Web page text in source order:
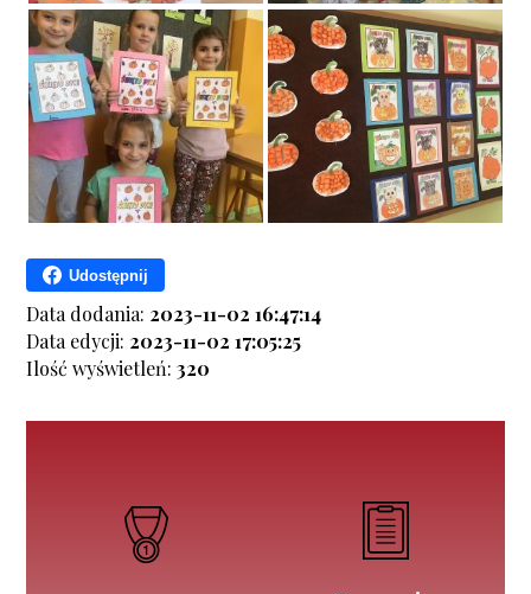
Udostępnij
Data dodania: 2023-11-02 16:47:14
Data edycji: 2023-11-02 17:05:25
Ilość wyświetleń:320